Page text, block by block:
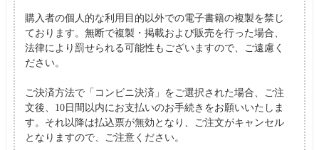
購入者の個人的な利用目的以外での電子書籍の複製を禁じ
ております。無断で複製・掲載および販売を行った場合、
法律により罰せられる可能性もございますので、ご遠慮く
ださい。
ご決済方法で「コンビニ決済」をご選択された場合、ご注
文後、10日間以内にお支払いのお手続きをお願いいたしま
す。それ以降は払込票が無効となり、ご注文がキャンセル
となりますので、ご注意ください。